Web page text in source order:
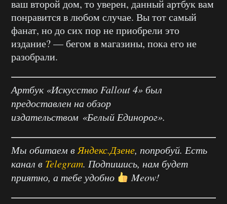
ваш второй дом, то уверен, данный артбук вам
понравится в любом случае. Вы тот самый
фанат, но до сих пор не приобрели это
издание? — бегом в магазины, пока его не
разобрали.
Артбук «Искусство Fallout 4» был
предоставлен на обзор
издательством «Белый Единорог».
Мы обитаем в Яндекс.Дзене, попробуй. Есть
канал в Telegram. Подпишись, нам будет
приятно, а тебе удобно
Meow!